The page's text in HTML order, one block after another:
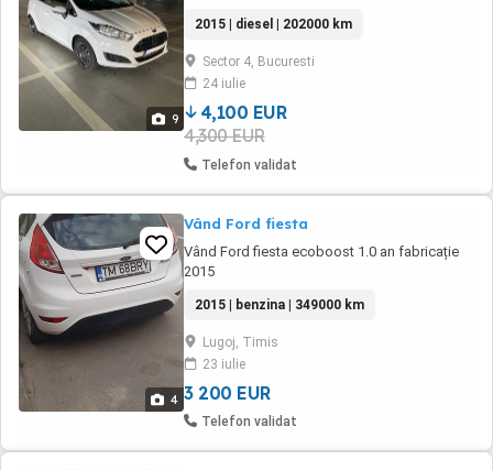
9
Geamuri electrice fata Oglinzi electrice
incalzite Aer conditionat Sistem audio cu
bluetooth, USB, AUX Comenzi vocale
Comenzi volan Volan reglabil pe inaltime ...
2015 | diesel | 202000 km
Sector 4, Bucuresti
24 iulie
4,100 EUR
4,300 EUR
Telefon validat
4
Vând Ford fiesta
Vând Ford fiesta ecoboost 1.0 an fabricație
2015
2015 | benzina | 349000 km
Lugoj, Timis
23 iulie
3 200 EUR
Telefon validat